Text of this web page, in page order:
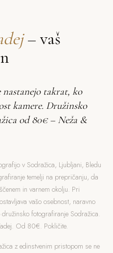
– vaš
nastanejo takrat, ko
kamere. Družinsko
od 80€ – Neža &
v Sodražica, Ljubljani, Bledu
temelji na prepričanju, da
in varnem okolju. Pri
vašo osebnost, naravno
fotografiranje Sodražica.
Od 80€. Pokličite.
z edinstvenim pristopom se ne